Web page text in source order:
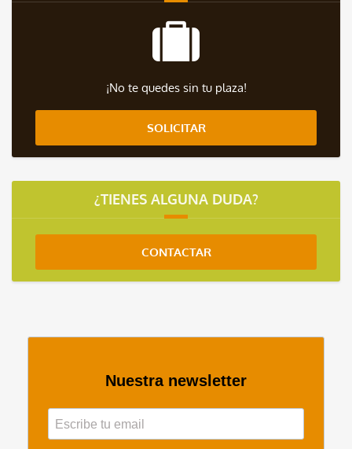
¡No te quedes sin tu plaza!
SOLICITAR
¿TIENES ALGUNA DUDA?
CONTACTAR